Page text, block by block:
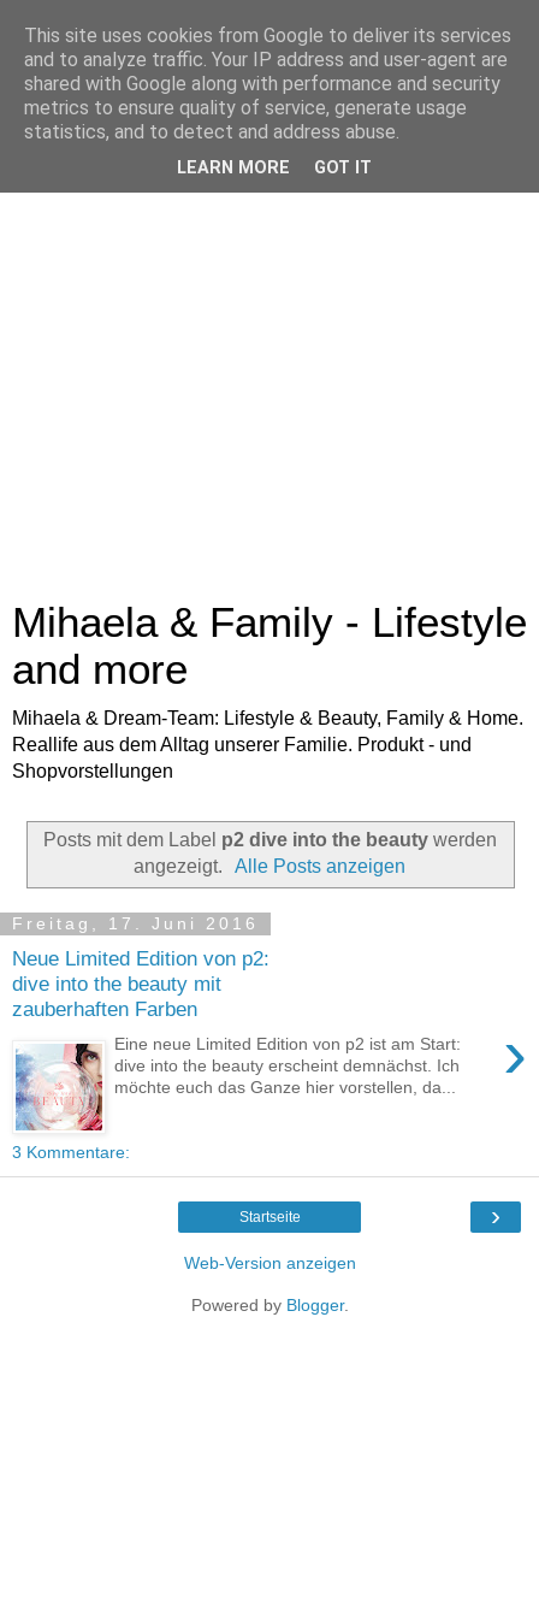
Mihaela & Family - Lifestyle
and more
Mihaela & Dream-Team: Lifestyle & Beauty, Family & Home.
Reallife aus dem Alltag unserer Familie. Produkt - und
Shopvorstellungen
Posts mit dem Label p2 dive into the beautywerden
angezeigt.
Alle Posts anzeigen
Freitag, 17. Juni 2016
Neue Limited Edition von p2:
dive into the beauty mit
zauberhaften Farben
›
Eine neue Limited Edition von p2 ist am Start:
dive into the beauty erscheint demnächst. Ich
möchte euch das Ganze hier vorstellen, da...
3 Kommentare:
›
Startseite
Web-Version anzeigen
Powered by Blogger.
This site uses cookies from Google to deliver its services
and to analyze traffic. Your IP address and user-agent are
shared with Google along with performance and security
metrics to ensure quality of service, generate usage
statistics, and to detect and address abuse.
LEARN MORE GOT IT